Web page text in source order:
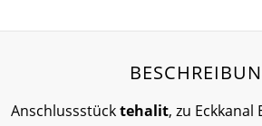
Anschlussstücktehalit, zu Eckkanal